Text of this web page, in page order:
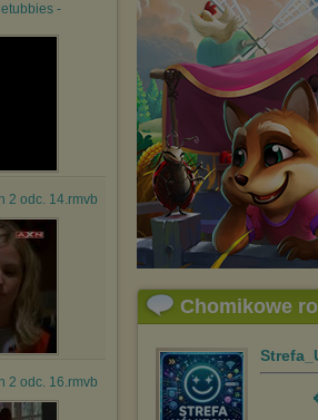
-
2 odc. 14.rmvb
2 odc. 16.rmvb
Chomikowe